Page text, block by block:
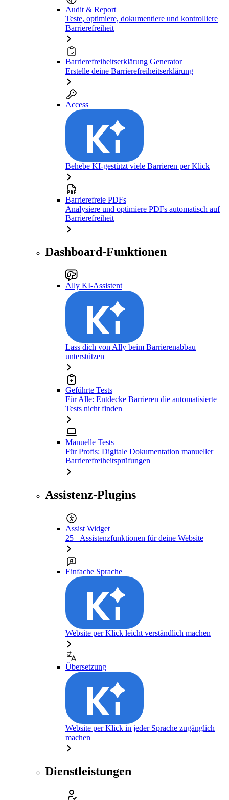
Audit & Report
Teste, optimiere, dokumentiere und kontrolliere
Barrierefreiheit
Barrierefreiheitserklärung Generator
Erstelle deine Barrierefreiheitserklärung
Access
Behebe KI-gestützt viele Barrieren per Klick
Barrierefreie PDFs
Analysiere und optimiere PDFs automatisch auf
Barrierefreiheit
Dashboard-Funktionen
Ally KI-Assistent
Lass dich von Ally beim Barrierenabbau
unterstützen
Geführte Tests
Für Alle: Entdecke Barrieren die automatisierte
Tests nicht finden
Manuelle Tests
Für Profis: Digitale Dokumentation manueller
Barrierefreiheitsprüfungen
Assistenz-Plugins
Assist Widget
25+ Assistenzfunktionen für deine Website
Einfache Sprache
Website per Klick leicht verständlich machen
Übersetzung
Website per Klick in jeder Sprache zugänglich
machen
Dienstleistungen